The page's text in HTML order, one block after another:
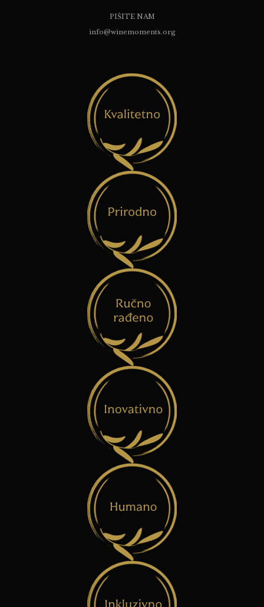
PIŠITE NAM
info@winemoments.org